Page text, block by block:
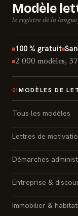
Modèle
le registre de la
100 % gratuit
2 000 modèles,
01 MODÈLES DE
Tous les modèles
Lettres de
Démarches
Entreprise &
Immobilier &